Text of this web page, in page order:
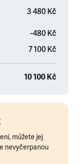
3 480 Kč
-480 Kč
7 100 Kč
10 100 Kč
můžete jej
nevyčerpanou